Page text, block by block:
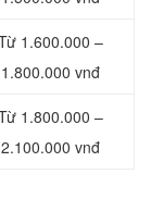
1.600.000 –
1.800.000 vnđ
1.800.000 –
2.100.000 vnđ